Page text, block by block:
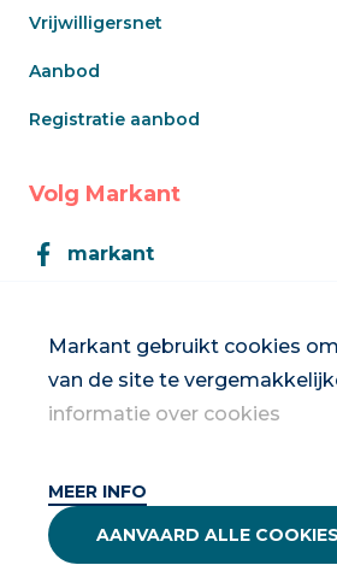
Markant gebruikt cookies
van de site te
informatie over cookies
MEER INFO
AANVAARD ALLE COOKIES
Vrijwilligersnet
Aanbod
Registratie aanbod
Volg Markant
markant
Inschrijven op de
2026 Vrouwennet
Privacybeleid &